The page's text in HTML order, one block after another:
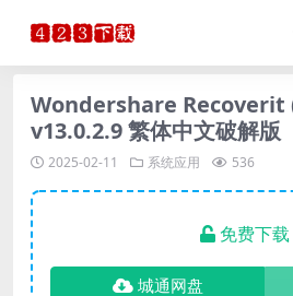
Wondershare Recoverit (
v13.0.2.9 繁体中文破解版
2025-02-11 系统应用 536
免费下载
城通网盘